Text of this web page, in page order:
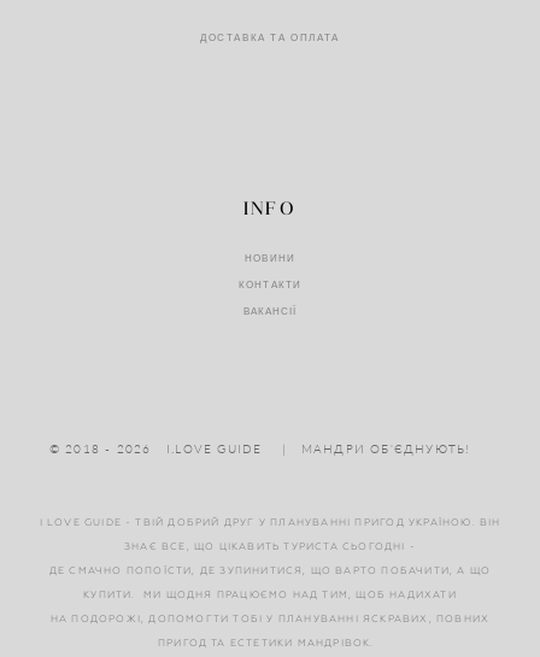
ДОСТАВКА ТА ОПЛАТА
INFO
НОВИНИ
КОНТАКТ И
ВАКАНС
© 2018 - 2026 I.LOVE GUIDE | МАНДРИ ОБ'ЄДНУЮТЬ!
I LOVE GUIDE - ТВІЙ ДОБРИЙ ДРУГ У ПЛАНУВАННІ ПРИГОД УКРАЇНОЮ. ВІН
ЗНАЄ ВСЕ, ЩО ЦІКАВИТЬ ТУРИСТА СЬОГОДНІ -
ДЕ СМАЧНО ПОПОЇСТИ, ДЕ ЗУПИНИТИСЯ, ЩО ВАРТО ПОБАЧИТИ, А ЩО
КУПИТИ. МИ ЩОДНЯ ПРАЦЮЄМО НАД ТИМ, ЩОБ НАДИХАТИ
НА ПОДОРОЖІ,ДОПОМОГТИ ТОБІ У ПЛАНУВАННІ ЯСКРАВИХ, ПОВНИХ
ПРИГОДТА ЕСТЕТИКИ МАНДРІВОК.